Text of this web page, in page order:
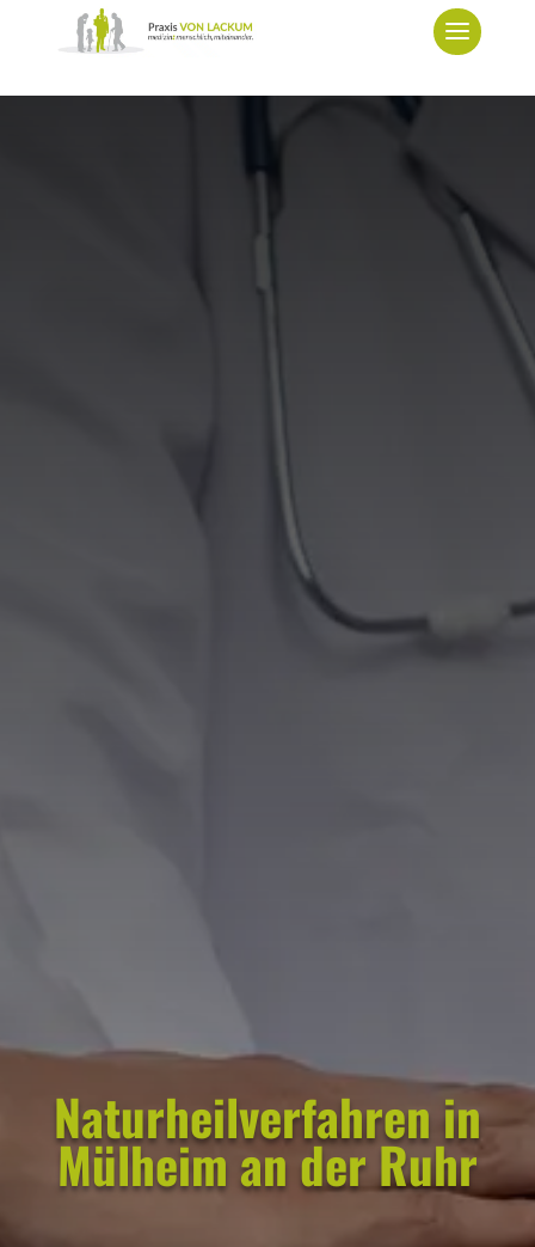
Naturheilverfahren in
Mülheim an der Ruhr